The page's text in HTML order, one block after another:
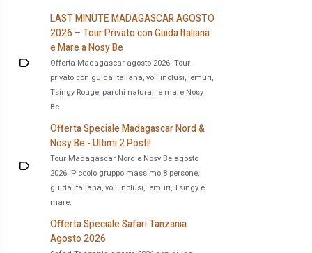
LAST MINUTE MADAGASCAR AGOSTO
2026 – Tour Privato con Guida Italiana
e Mare a Nosy Be
Offerta Madagascar agosto 2026. Tour
privato con guida italiana, voli inclusi, lemuri,
Tsingy Rouge, parchi naturali e mare Nosy
Be.
Offerta Speciale Madagascar Nord &
Nosy Be - Ultimi 2 Posti!
Tour Madagascar Nord e Nosy Be agosto
2026. Piccolo gruppo massimo 8 persone,
guida italiana, voli inclusi, lemuri, Tsingy e
mare.
Offerta Speciale Safari Tanzania
Agosto 2026